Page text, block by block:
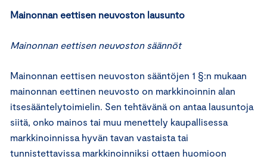
Mainonnan eettisen neuvoston lausunto
Mainonnan eettisen neuvoston säännöt
Mainonnan eettisen neuvoston sääntöjen 1 §:n mukaan
mainonnan eettinen neuvosto on markkinoinnin alan
itsesääntelytoimielin. Sen tehtävänä on antaa lausuntoja
siitä, onko mainos tai muu menettely kaupallisessa
markkinoinnissa hyvän tavan vastaista tai
tunnistettavissa markkinoinniksi ottaen huomioon